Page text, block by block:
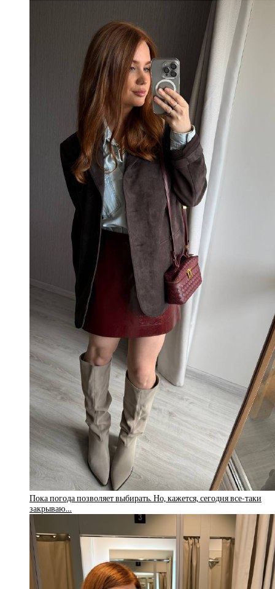
Пока погода позволяет выбирать. Но, кажется, сегодня все-таки
закрываю…